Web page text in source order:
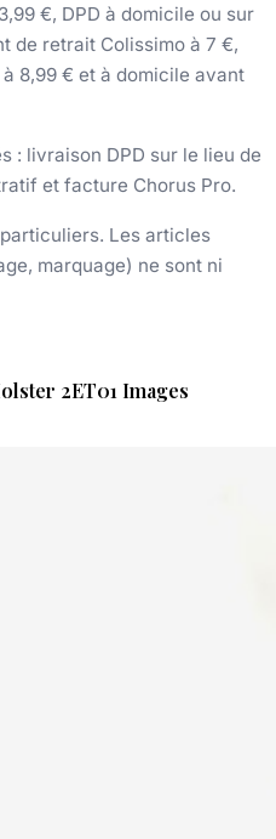
€, DPD à domicile ou sur
de retrait Colissimo à 7 €,
8,99 € et à domicile avant
: livraison DPD sur le lieu de
et facture Chorus Pro.
Les articles
marquage) ne sont ni
2ET01 Images